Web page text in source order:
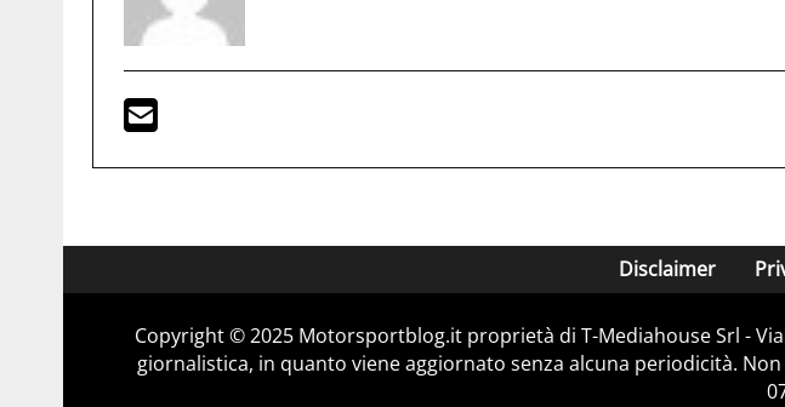
Disclaimer
Copyright © 2025 Motorsportblog.it proprietà di T-Mediahouse Srl -
giornalistica, in quanto viene aggiornato senza alcuna periodicità.